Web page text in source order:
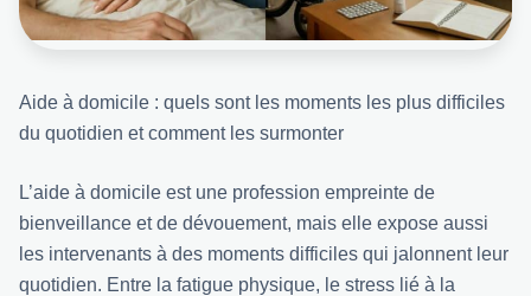
Aide à domicile : quels sont les moments les plus difficiles
du quotidien et comment les surmonter
L’aide à domicile est une profession empreinte de
bienveillance et de dévouement, mais elle expose aussi
les intervenants à des moments difficiles qui jalonnent leur
quotidien. Entre la fatigue physique, le stress lié à la